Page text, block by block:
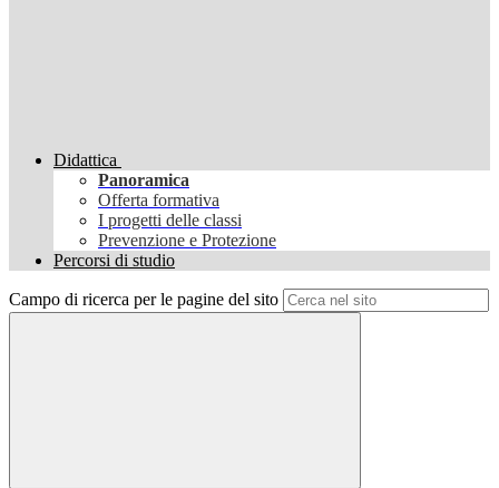
Didattica
Panoramica
Offerta formativa
I progetti delle classi
Prevenzione e Protezione
Percorsi di studio
Campo di ricerca per le pagine del sito